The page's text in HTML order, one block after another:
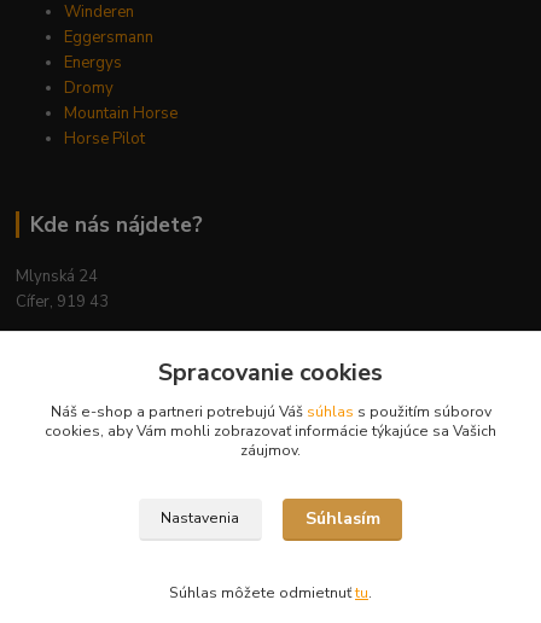
Winderen
Eggersmann
Energys
Dromy
Mountain Horse
Horse Pilot
Kde nás nájdete?
Mlynská 24
Cífer, 919 43
Kontakty
+421 944 394 715
Spracovanie cookies
Náš e-shop a partneri potrebujú Váš súhlas s použitím súborov
cookies, aby Vám mohli zobrazovať informácie týkajúce sa Vašich
záujmov.
Nastavenia Súhlasím
Súhlas môžete odmietnuťtu.